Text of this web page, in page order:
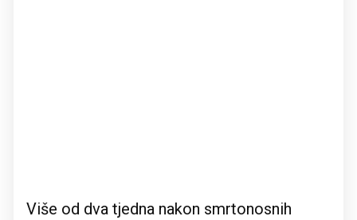
Više od dva tjedna nakon smrtonosnih